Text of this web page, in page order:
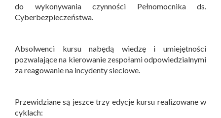
do wykonywania czynności Pełnomocnika ds.
Cyberbezpieczeństwa.
Absolwenci kursu nabędą wiedzę i umiejętności
pozwalające na kierowanie zespołami odpowiedzialnymi
za reagowanie na incydenty sieciowe.
Przewidziane są jeszce trzy edycje kursu realizowane w
cyklach: